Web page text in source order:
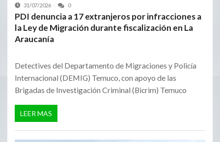
31/07/2026 0
PDI denuncia a 17 extranjeros por infracciones a
la Ley de Migración durante fiscalización en La
Araucanía
Detectives del Departamento de Migraciones y Policía
Internacional (DEMIG) Temuco, con apoyo de las
Brigadas de Investigación Criminal (Bicrim) Temuco
LEER MAS